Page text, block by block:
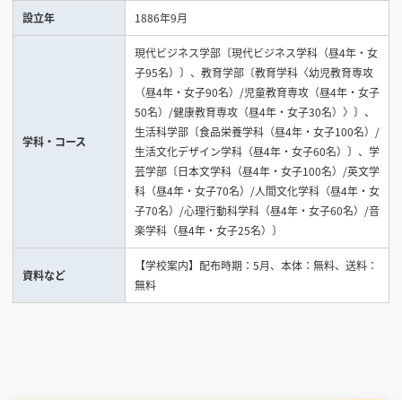
見学会WEB手引書
校内オンラインガイダンス
アンケートフォーム（学校用）
設立年 1886年9月
学科・コース
現代ビジネス学部〔現代ビジネス学科（昼4年・女
子95名）〕、教育学部〔教育学科〈幼児教育専攻
（昼4年・女子90名）/児童教育専攻（昼4年・女子
50名）/健康教育専攻（昼4年・女子30名）〉〕、
生活科学部〔食品栄養学科（昼4年・女子100名）/
生活文化デザイン学科（昼4年・女子60名）〕、学
芸学部〔日本文学科（昼4年・女子100名）/英文学
科（昼4年・女子70名）/人間文化学科（昼4年・女
子70名）/心理行動科学科（昼4年・女子60名）/音
楽学科（昼4年・女子25名）〕
資料など
【学校案内】配布時期：5月、本体：無料、送料：
無料